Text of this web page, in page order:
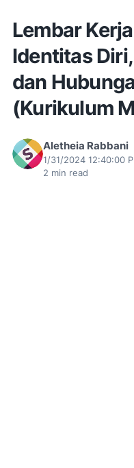
Lembar
Identitas
dan
(Kurikulum
Aletheia Rabbani
1/31/2024 12:40:00
2 min read